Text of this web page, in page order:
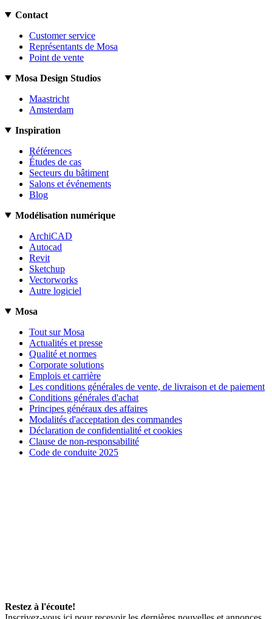
Contact
Customer service
Représentants de Mosa
Point de vente
Mosa Design Studios
Maastricht
Amsterdam
Inspiration
Références
Études de cas
Secteurs du bâtiment
Salons et événements
Blog
Modélisation numérique
ArchiCAD
Autocad
Revit
Sketchup
Vectorworks
Autre logiciel
Mosa
Tout sur Mosa
Actualités et presse
Qualité et normes
Corporate solutions
Emplois et carrière
Les conditions générales de vente, de livraison et de paiement
Conditions générales d'achat
Principes généraux des affaires
Modalités d'acceptation des commandes
Déclaration de confidentialité et cookies
Clause de non-responsabilité
Code de conduite 2025
Restez à l'écoute!